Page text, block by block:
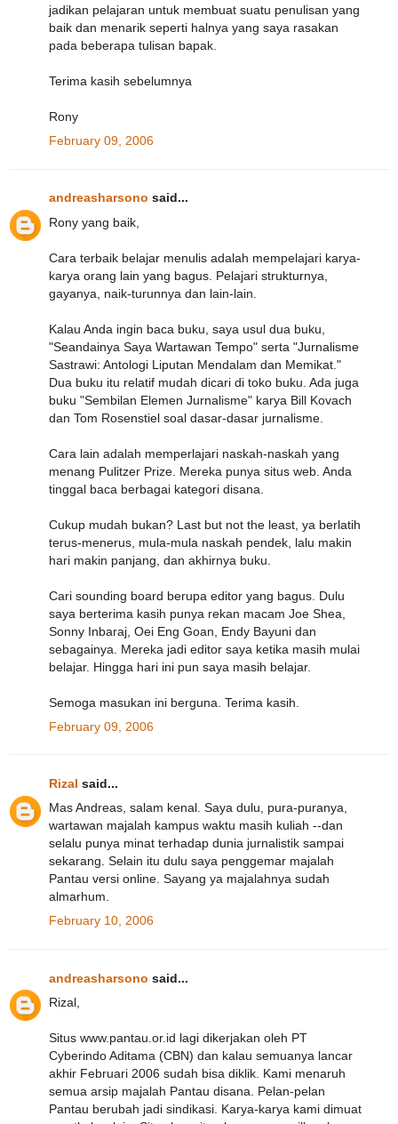
jadikan pelajaran untuk membuat suatu penulisan yang
baik dan menarik seperti halnya yang saya rasakan
pada beberapa tulisan bapak.
Terima kasih sebelumnya
Rony
February 09, 2006
andreasharsono said...
Rony yang baik,
Cara terbaik belajar menulis adalah mempelajari karya-
karya orang lain yang bagus. Pelajari strukturnya,
gayanya, naik-turunnya dan lain-lain.
Kalau Anda ingin baca buku, saya usul dua buku,
"Seandainya Saya Wartawan Tempo" serta "Jurnalisme
Sastrawi: Antologi Liputan Mendalam dan Memikat."
Dua buku itu relatif mudah dicari di toko buku. Ada juga
buku "Sembilan Elemen Jurnalisme" karya Bill Kovach
dan Tom Rosenstiel soal dasar-dasar jurnalisme.
Cara lain adalah memperlajari naskah-naskah yang
menang Pulitzer Prize. Mereka punya situs web. Anda
tinggal baca berbagai kategori disana.
Cukup mudah bukan? Last but not the least, ya berlatih
terus-menerus, mula-mula naskah pendek, lalu makin
hari makin panjang, dan akhirnya buku.
Cari sounding board berupa editor yang bagus. Dulu
saya berterima kasih punya rekan macam Joe Shea,
Sonny Inbaraj, Oei Eng Goan, Endy Bayuni dan
sebagainya. Mereka jadi editor saya ketika masih mulai
belajar. Hingga hari ini pun saya masih belajar.
Semoga masukan ini berguna. Terima kasih.
February 09, 2006
Rizal said...
Mas Andreas, salam kenal. Saya dulu, pura-puranya,
wartawan majalah kampus waktu masih kuliah --dan
selalu punya minat terhadap dunia jurnalistik sampai
sekarang. Selain itu dulu saya penggemar majalah
Pantau versi online. Sayang ya majalahnya sudah
almarhum.
February 10, 2006
andreasharsono said...
Rizal,
Situs www.pantau.or.id lagi dikerjakan oleh PT
Cyberindo Aditama (CBN) dan kalau semuanya lancar
akhir Februari 2006 sudah bisa diklik. Kami menaruh
semua arsip majalah Pantau disana. Pelan-pelan
Pantau berubah jadi sindikasi. Karya-karya kami dimuat